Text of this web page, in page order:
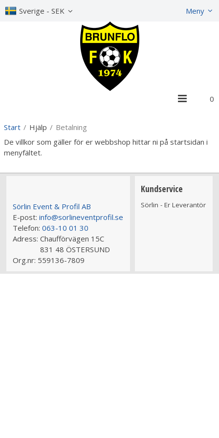
Sverige - SEK Meny
0
Start / Hjälp / Betalning
De villkor som gäller för er webbshop hittar ni på startsidan i
menyfältet.
Sörlin Event & Profil AB
E-post: info@sorlineventprofil.se
Telefon: 063-10 01 30
Adress: Chaufförvägen 15C
831 48 ÖSTERSUND
Org.nr: 559136-7809
Kundservice
Sörlin - Er Leverantör